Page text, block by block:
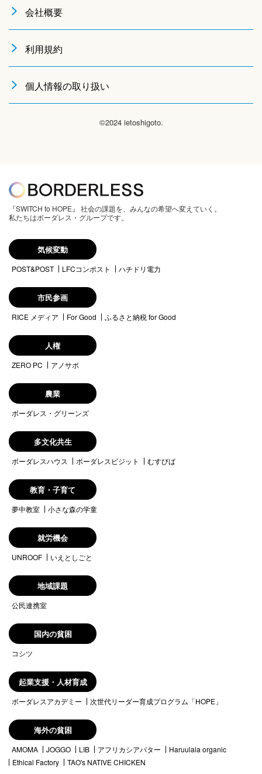
会社概要
利用規約
個人情報の取り扱い
©2024 ietoshigoto.
『SWITCH to HOPE』 社会の課題を、みんなの希望へ変えていく。
私たちはボーダレス・グループです。
気候変動
POST&POST LFCコンポスト ハチドリ電力
市民参画
RICE メディア For Good ふるさと納税 for Good
人権
ZERO PC アノサポ
農業
ボーダレス・グリーンズ
多文化共生
ボーダレスハウス ボーダレスビジット むすびば
教育・子育て
夢中教室 小さな森の学童
就労機会
UNROOF いえとしごと
地域課題
公民連携室
国内の貧困
コシツ
起業支援・人材育成
ボーダレスアカデミー 次世代リーダー育成プログラム「HOPE」
海外の貧困
AMOMA JOGGO LIB アフリカシアバター
Haruulala organic
Ethical Factory
TAO's NATIVE CHICKEN